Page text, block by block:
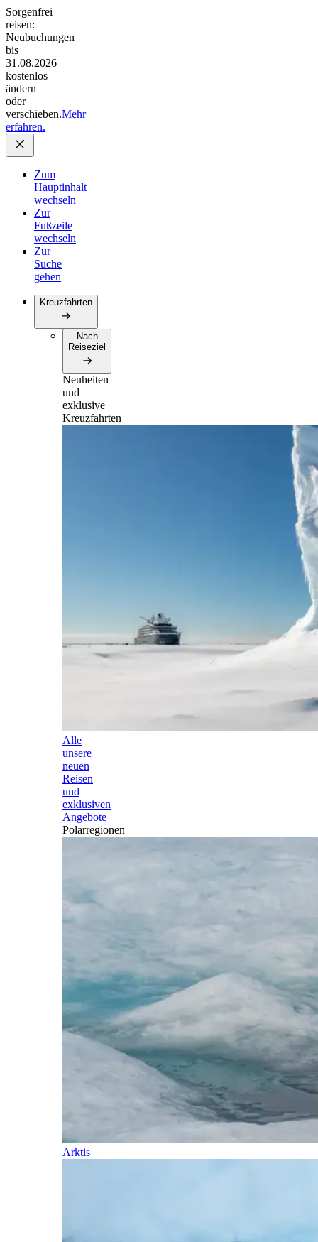
Sorgenfrei
reisen:
Neubuchungen
bis
31.08.2026
kostenlos
ändern
oder
verschieben.Mehr
erfahren.
Zum
Hauptinhalt
wechseln
Zur
Fußzeile
wechseln
Zur
Suche
gehen
Kreuzfahrten
Nach
Reiseziel
Neuheiten
und
exklusive
Kreuzfahrten
Alle
unsere
neuen
Reisen
und
exklusiven
Angebote
Polarregionen
Arktis